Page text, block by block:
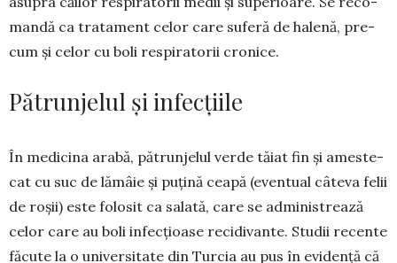
man­dă ca tra­ta­ment celor care suferă de halenă, pre­
cum și celor cu boli respi­ratorii cronice.
Pătrunjelul și infecțiile
În medicina arabă, pătrun­je­lul verde tăiat fin și ames­te­
cat cu suc de lămâie și puțină ceapă (eventual câteva felii
de roșii) este folosit ca sa­la­tă, care se adminis­trea­ză
celor care au boli in­fec­ți­oase reci­di­van­te. Studii re­cente
făcute la o uni­versi­tate din Turcia au pus în evidență că